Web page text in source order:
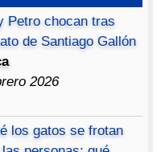
Petro chocan tras
de Santiago Gallón
2026
los gatos se frotan